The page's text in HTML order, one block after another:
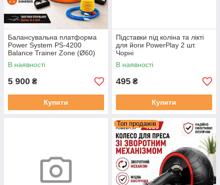
Балансувальна платформа
Power System PS-4200
Balance Trainer Zone (Ø60)
Orange
В наявності
5 900 ₴
Купити
Підставки під коліна та лікті
для йоги PowerPlay 2 шт.
Чорні
В наявності
495 ₴
Купити
Топ продажів